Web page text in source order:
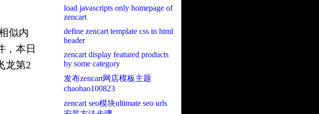
似内
，本日
龙第2
load javascripts only homepage of
zencart
define zencart template css in html
header
zencart display featured products
by some category
发布zencart网店模板主题
chaohao100823
zencart seo模块ultimate seo urls